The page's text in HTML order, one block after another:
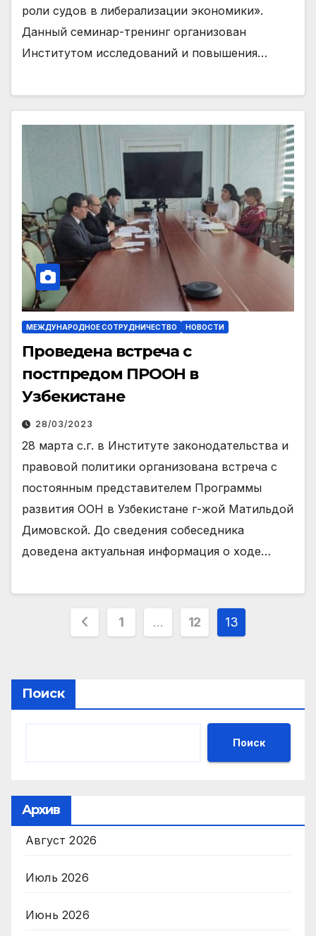
роли судов в либерализации экономики».
Данный семинар-тренинг организован
Институтом исследований и повышения…
МЕЖДУНАРОДНОЕ СОТРУДНИЧЕСТВО НОВОСТИ
Проведена встреча с
постпредом ПРООН в
Узбекистане
28/03/2023
28 марта с.г. в Институте законодательства и
правовой политики организована встреча с
постоянным представителем Программы
развития ООН в Узбекистане г-жой Матильдой
Димовской. До сведения собеседника
доведена актуальная информация о ходе…
Навигация
записям
1 … 12 13
Поиск
Поиск
Архив
Август 2026
Июль 2026
Июнь 2026